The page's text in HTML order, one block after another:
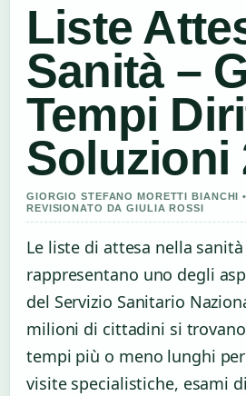
Liste
Sanità –
Tempi
Soluzioni
GIORGIO STEFANO MORETTI BIANCHI
REVISIONATO DA GIULIA ROSSI
Le liste di attesa nella
rappresentano uno degli
del Servizio Sanitario
milioni di cittadini si
tempi più o meno lunghi per
visite specialistiche, esami